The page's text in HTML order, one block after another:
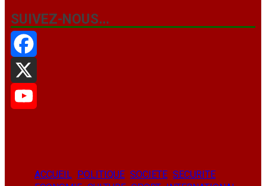
SUIVEZ-NOUS…
Facebook
X
ACCUEIL POLITIQUE SOCIETE SECURITE